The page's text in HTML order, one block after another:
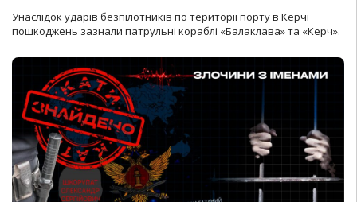
Унаслідок ударів безпілотників по території порту в Керчі
пошкоджень зазнали патрульні кораблі «Балаклава» та «Керч».